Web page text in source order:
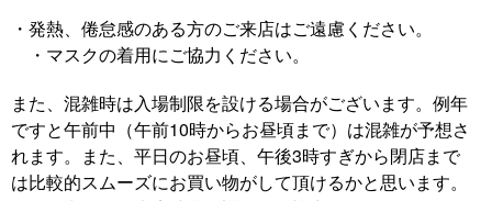
・発熱、倦怠感のある方のご来店はご遠慮ください。
・マスクの着用にご協力ください。
また、混雑時は入場制限を設ける場合がございます。例年
ですと午前中（午前10時からお昼頃まで）は混雑が予想さ
れます。また、平日のお昼頃、午後3時すぎから閉店まで
は比較的スムーズにお買い物がして頂けるかと思います。